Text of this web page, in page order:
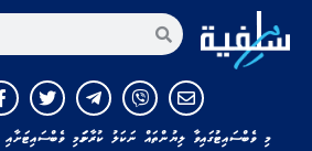
މި ވެބްސައިޓުގައިވާ ލިޔުންތައް ނަކަލު ކުރާނަމަ މި